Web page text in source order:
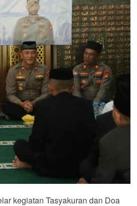
kegiatan Tasyakuran dan Doa